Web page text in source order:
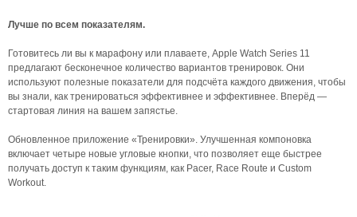
Лучше по всем показателям.
Готовитесь ли вы к марафону или плаваете, Apple Watch Series 11
предлагают бесконечное количество вариантов тренировок. Они
используют полезные показатели для подсчёта каждого движения, чтобы
вы знали, как тренироваться эффективнее и эффективнее. Вперёд —
стартовая линия на вашем запястье.
Обновленное приложение «Тренировки». Улучшенная компоновка
включает четыре новые угловые кнопки, что позволяет еще быстрее
получать доступ к таким функциям, как Pacer, Race Route и Custom
Workout.